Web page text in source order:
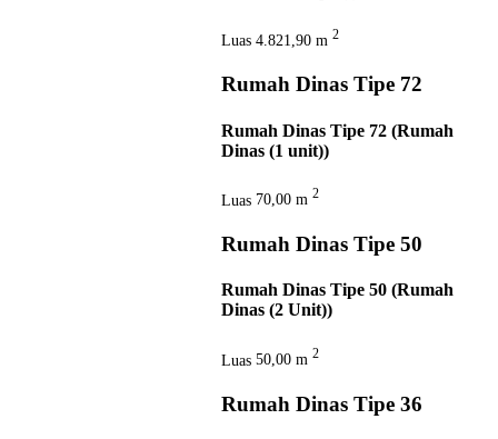
Luas 4.821,90 m 2
Rumah Dinas Tipe 72
Rumah Dinas Tipe 72 (Rumah
Dinas (1 unit))
Luas 70,00 m 2
Rumah Dinas Tipe 50
Rumah Dinas Tipe 50 (Rumah
Dinas (2 Unit))
Luas 50,00 m 2
Rumah Dinas Tipe 36